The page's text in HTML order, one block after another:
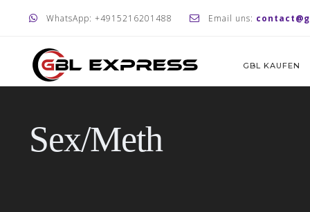
WhatsApp: +4915216201488 Email uns:
GBL KAUFEN
Sex/Meth